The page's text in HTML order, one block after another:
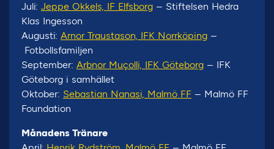
Juli: Jeppe Okkels, IF Elfsborg – Stiftelsen Hedra
Klas Ingesson
Augusti: Arnor Traustason, IFK Norrköping –
Fotbollsfamiljen
September: Arbnor Muçolli, IFK Göteborg – IFK
Göteborg i samhället
Oktober: Sebastian Nanasi, Malmö FF – Malmö FF
Foundation
Månadens Tränare